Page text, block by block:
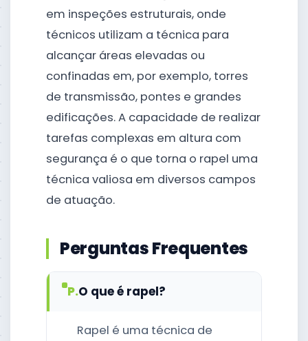
em inspeções estruturais, onde
técnicos utilizam a técnica para
alcançar áreas elevadas ou
confinadas em, por exemplo, torres
de transmissão, pontes e grandes
edificações. A capacidade de realizar
tarefas complexas em altura com
segurança é o que torna o rapel uma
técnica valiosa em diversos campos
de atuação.
Perguntas Frequentes
P.O que é rapel?
Rapel é uma técnica de